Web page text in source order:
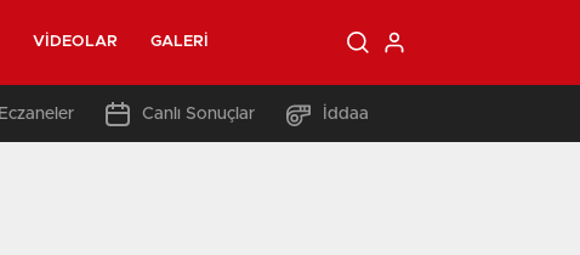
VIDEOLAR GALERI
Eczaneler Canlı Sonuçlar İddaa